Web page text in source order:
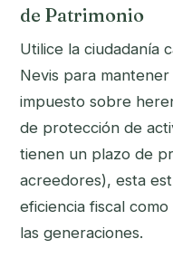
de Patrimonio
Utilice la ciudadanía
Nevis para
impuesto sobre
de protección de
tienen un plazo de
acreedores), esta
eficiencia fiscal
las generaciones.